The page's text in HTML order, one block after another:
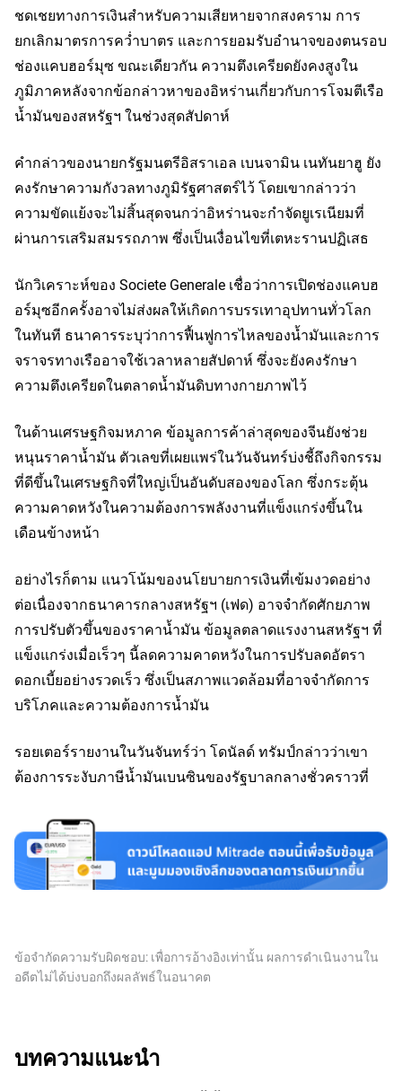
ชดเชยทางการเงินสำหรับความเสียหายจากสงคราม การ
ยกเลิกมาตรการคว่ำบาตร และการยอมรับอำนาจของตนรอบ
ช่องแคบฮอร์มุซ ขณะเดียวกัน ความตึงเครียดยังคงสูงใน
ภูมิภาคหลังจากข้อกล่าวหาของอิหร่านเกี่ยวกับการโจมตีเรือ
น้ำมันของสหรัฐฯ ในช่วงสุดสัปดาห์
คำกล่าวของนายกรัฐมนตรีอิสราเอล เบนจามิน เนทันยาฮู ยัง
คงรักษาความกังวลทางภูมิรัฐศาสตร์ไว้ โดยเขากล่าวว่า
ความขัดแย้งจะไม่สิ้นสุดจนกว่าอิหร่านจะกำจัดยูเรเนียมที่
ผ่านการเสริมสมรรถภาพ ซึ่งเป็นเงื่อนไขที่เตหะรานปฏิเสธ
นักวิเคราะห์ของ Societe Generale เชื่อว่าการเปิดช่องแคบฮ
อร์มุซอีกครั้งอาจไม่ส่งผลให้เกิดการบรรเทาอุปทานทั่วโลก
ในทันที ธนาคารระบุว่าการฟื้นฟูการไหลของน้ำมันและการ
จราจรทางเรืออาจใช้เวลาหลายสัปดาห์ ซึ่งจะยังคงรักษา
ความตึงเครียดในตลาดน้ำมันดิบทางกายภาพไว้
ในด้านเศรษฐกิจมหภาค ข้อมูลการค้าล่าสุดของจีนยังช่วย
หนุนราคาน้ำมัน ตัวเลขที่เผยแพร่ในวันจันทร์บ่งชี้ถึงกิจกรรม
ที่ดีขึ้นในเศรษฐกิจที่ใหญ่เป็นอันดับสองของโลก ซึ่งกระตุ้น
ความคาดหวังในความต้องการพลังงานที่แข็งแกร่งขึ้นใน
เดือนข้างหน้า
อย่างไรก็ตาม แนวโน้มของนโยบายการเงินที่เข้มงวดอย่าง
ต่อเนื่องจากธนาคารกลางสหรัฐฯ (เฟด) อาจจำกัดศักยภาพ
การปรับตัวขึ้นของราคาน้ำมัน ข้อมูลตลาดแรงงานสหรัฐฯ ที่
แข็งแกร่งเมื่อเร็วๆ นี้ลดความคาดหวังในการปรับลดอัตรา
ดอกเบี้ยอย่างรวดเร็ว ซึ่งเป็นสภาพแวดล้อมที่อาจจำกัดการ
บริโภคและความต้องการน้ำมัน
รอยเตอร์รายงานในวันจันทร์ว่า โดนัลด์ ทรัมป์กล่าวว่าเขา
ต้องการระงับภาษีน้ำมันเบนซินของรัฐบาลกลางชั่วคราวที่
ข้อจำกัดความรับผิดชอบ: เพื่อการอ้างอิงเท่านั้น ผลการดำเนินงานใน
อดีตไม่ได้บ่งบอกถึงผลลัพธ์ในอนาคต
บทความแนะนำ